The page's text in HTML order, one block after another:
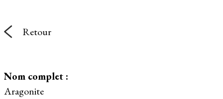
Retour
Nom complet :
Aragonite